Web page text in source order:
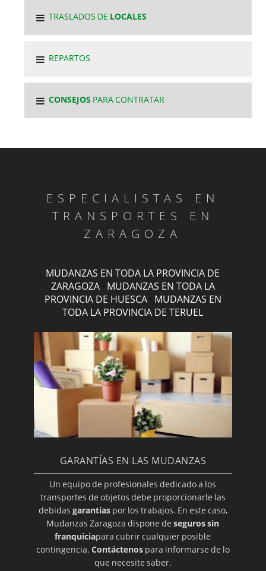
TRASLADOS DE LOCALES
REPARTOS
CONSEJOS PARA CONTRATAR
ESPECIALISTAS EN
TRANSPORTES EN
ZARAGOZA
MUDANZAS EN TODA LA PROVINCIA DE
ZARAGOZA· MUDANZAS EN TODA LA
PROVINCIA DE HUESCA· MUDANZAS EN
TODA LA PROVINCIA DE TERUEL
GARANTÍAS EN LAS MUDANZAS
Un equipo de profesionales dedicado a los
transportes de objetos debe proporcionarle las
debidas garantíaspor los trabajos. En este caso,
Mudanzas Zaragoza dispone deseguros sin
franquiciapara cubrir cualquier posible
contingencia. Contáctenospara informarse de lo
que necesite saber.